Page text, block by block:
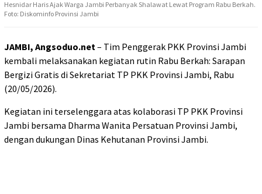
Hesnidar Haris Ajak Warga Jambi Perbanyak Shalawat Lewat Program Rabu Berkah.
Foto: Diskominfo Provinsi Jambi
JAMBI, Angsoduo.net– Tim Penggerak PKK Provinsi Jambi
kembali melaksanakan kegiatan rutin Rabu Berkah: Sarapan
Bergizi Gratis di Sekretariat TP PKK Provinsi Jambi, Rabu
(20/05/2026).
Kegiatan ini terselenggara atas kolaborasi TP PKK Provinsi
Jambi bersama Dharma Wanita Persatuan Provinsi Jambi,
dengan dukungan Dinas Kehutanan Provinsi Jambi.